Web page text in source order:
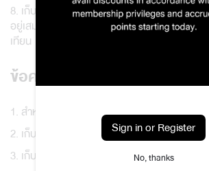
8. เก็บเทียนให้ห่างจากความชื้น ความร้อน และแ
อยู่เสมอ เพื่อป้องกันการระเหยของกลิ่นและป้อ
เทียน
ข้อควรระวัง และการเก็บรักษา
1. สำหรับใช้ภายนอกเท่านั้น
2. เก็บที่อุณหภูมิห้อง หลีกเลี่ยงแสงแดดโดยตรง
3. เก็บให้ห่างจากเด็กและสัตว์เลี้ยง
Sign in or Register
No, thanks